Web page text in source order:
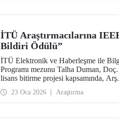
İTÜ Araştırmacılarına
Bildiri Ödülü”
İTÜ Elektronik ve Haberleşme ile
Programı mezunu Talha Duman,
lisans bitirme projesi kapsamında,
23 Oca 2026 Araştırma